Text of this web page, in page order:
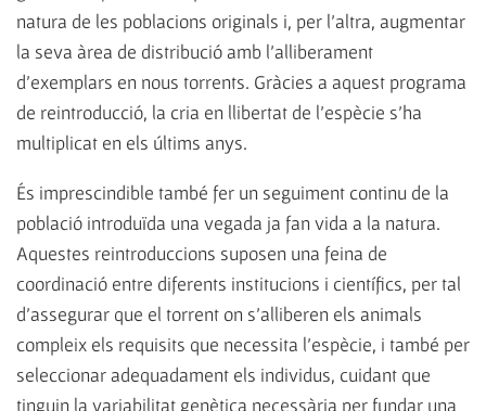
natura de les poblacions originals i, per l’altra, augmentar
la seva àrea de distribució amb l’alliberament
d’exemplars en nous torrents. Gràcies a aquest programa
de reintroducció, la cria en llibertat de l’espècie s’ha
multiplicat en els últims anys.
És imprescindible també fer un seguiment continu de la
població introduïda una vegada ja fan vida a la natura.
Aquestes reintroduccions suposen una feina de
coordinació entre diferents institucions i científics, per tal
d’assegurar que el torrent on s’alliberen els animals
compleix els requisits que necessita l’espècie, i també per
seleccionar adequadament els individus, cuidant que
tinguin la variabilitat genètica necessària per fundar una